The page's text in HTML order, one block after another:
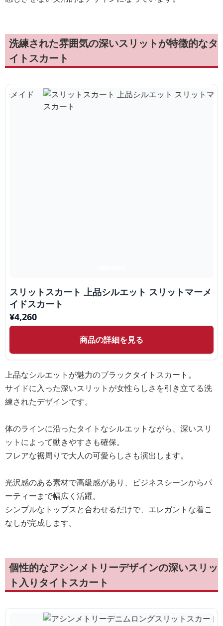
洗練された雰囲気の深いスリットが特徴的なタ
イトスカート
スリットスカート 上品シルエット スリットマーメ
イドスカート
¥4,260
商品の詳細を見る
上品なシルエットが魅力のブラックタイトスカート。
サイドに入った深いスリットが女性らしさを引き立てる洗
練されたデザインです。
体のラインに沿ったタイトなシルエットながら、深いスリ
ットによって動きやすさも確保。
フレアな裾周りで大人の可愛らしさも演出します。
光沢感のある素材で高級感があり、ビジネスシーンからパ
ーティーまで幅広く活躍。
シンプルなトップスと合わせるだけで、エレガントな着こ
なしが完成します。
個性的なアシンメトリーデザインの深いスリッ
ト入りタイトスカート